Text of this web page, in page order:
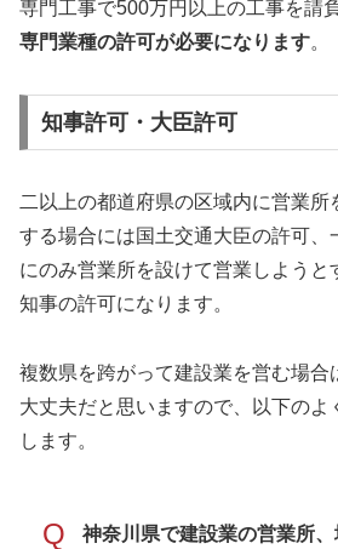
専門工事で500万円以上の工事を請
専門業種の許可が必要になります。
知事許可・大臣許可
二以上の都道府県の区域内に営業所
する場合には国土交通大臣の許可、
にのみ営業所を設けて営業しようと
知事の許可になります。
複数県を跨がって建設業を営む場合
大丈夫だと思いますので、以下のよ
します。
Q 神奈川県で建設業の営業所